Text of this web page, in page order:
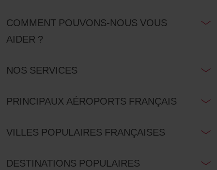
COMMENT POUVONS-NOUS VOUS
AIDER ?
NOS SERVICES
PRINCIPAUX AÉROPORTS FRANÇAIS
VILLES POPULAIRES FRANÇAISES
DESTINATIONS POPULAIRES